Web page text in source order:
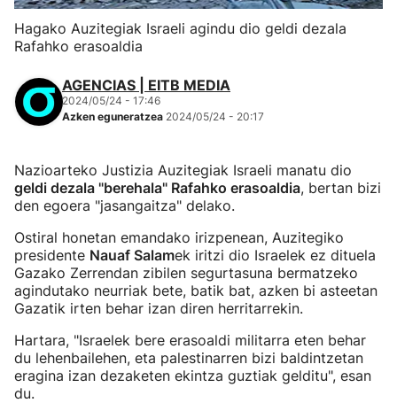
Hagako Auzitegiak Israeli agindu dio geldi dezala
Rafahko erasoaldia
AGENCIAS | EITB MEDIA
2024/05/24 - 17:46
Azken eguneratzea 2024/05/24 - 20:17
Nazioarteko Justizia Auzitegiak Israeli manatu dio
geldi dezala "berehala" Rafahko erasoaldia, bertan bizi
den egoera "jasangaitza" delako.
Ostiral honetan emandako irizpenean, Auzitegiko
presidente Nauaf Salamek iritzi dio Israelek ez dituela
Gazako Zerrendan zibilen segurtasuna bermatzeko
agindutako neurriak bete, batik bat, azken bi asteetan
Gazatik irten behar izan diren herritarrekin.
Hartara, "Israelek bere erasoaldi militarra eten behar
du lehenbailehen, eta palestinarren bizi baldintzetan
eragina izan dezaketen ekintza guztiak gelditu", esan
du.